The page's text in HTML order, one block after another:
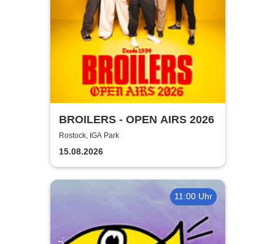
BROILERS - OPEN AIRS 2026
Rostock, IGA Park
15.08.2026
11:00 Uhr